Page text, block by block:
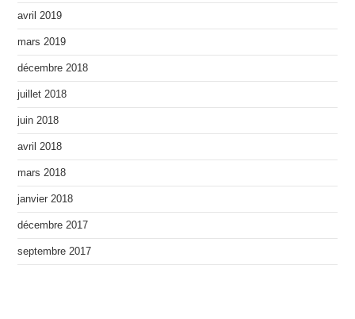
avril 2019
mars 2019
décembre 2018
juillet 2018
juin 2018
avril 2018
mars 2018
janvier 2018
décembre 2017
septembre 2017